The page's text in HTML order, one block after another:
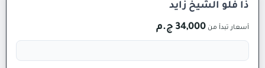
ذا فلو الشيخ زايد
أسعار تبدأ من 34,000 ج.م